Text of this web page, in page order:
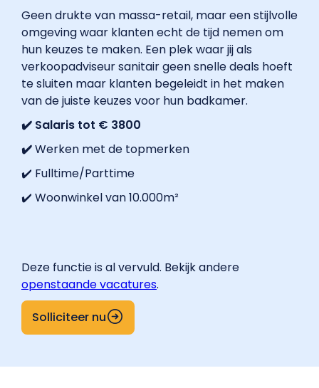
Geen drukte van massa-retail, maar een stijlvolle
omgeving waar klanten echt de tijd nemen om
hun keuzes te maken. Een plek waar jij als
verkoopadviseur sanitair geen snelle deals hoeft
te sluiten maar klanten begeleidt in het maken
van de juiste keuzes voor hun badkamer.
✔️ Salaris tot € 3800
✔️Werken met de topmerken
✔️ Fulltime/Parttime
✔️ Woonwinkel van 10.000m²
Deze functie is al vervuld. Bekijk andere
openstaande vacatures.
Solliciteer nu